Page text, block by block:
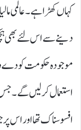
کہاں کھڑا ہے۔ عالمی
دینے سے اس لئے بھی
موجودہ حکومت کو دے
استعمال کر لیں گے۔
افسوسناک تھا اور اس